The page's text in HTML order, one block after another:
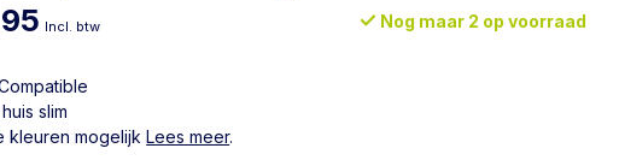
Incl. btw Nog maar 2 op voorraad
slim
kleuren mogelijkLees meer.